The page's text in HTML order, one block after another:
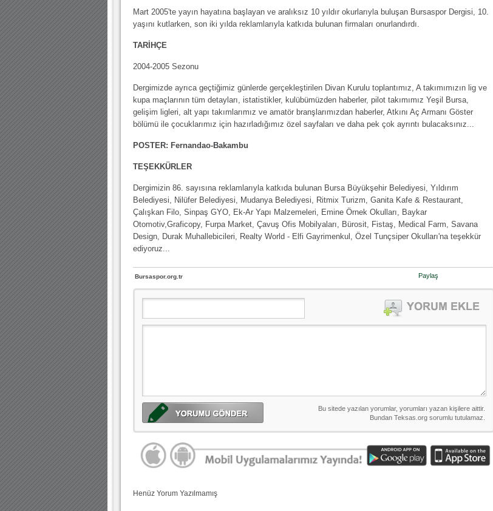
Mart 2005'te yayın hayatına başlayan ve aralıksız 10 yıldır okurlarıyla buluşan Bursaspor Dergisi, 10.
yaşını kutlarken, son iki yılda reklamlarıyla katkıda bulunan firmaları onurlandırdı.
TARİHÇE
2004-2005 Sezonu
Dergimizde ayrıca geçtiğimiz günlerde gerçekleştirilen Divan Kurulu toplantımız, A takımımızın lig ve
kupa maçlarının tüm detayları, istatistikler, kulübümüzden haberler, pilot takımımız Yeşil Bursa,
gelişim ligleri, alt yapı takımlarımız ve amatör branşlarımızdan haberler, Atkını Aç Armanı Göster
bölümü ile çocuklarımız için hazırladığımız özel sayfaları ve daha pek çok ayrıntı bulacaksınız...
POSTER: Fernandao-Bakambu
TEŞEKKÜRLER
Dergimizin 86. sayısına reklamlarıyla katkıda bulunan Bursa Büyükşehir Belediyesi, Yıldırım
Belediyesi, Nilüfer Belediyesi, Mudanya Belediyesi, Ritmix Turizm, Ganita Kafe & Restaurant,
Çalışkan Filo, Sinpaş GYO, Ek-Ar Yapı Malzemeleri, Emine Örnek Okulları, Baykar
Otomotiv,Graficopy, Furpa Market, Çavuş Ofis Mobilyaları, Bürosit, Fistaş, Medical Farm, Savana
Design, Durak Muhallebicileri, Realty World - Elfi Gayrimenkul, Özel Tunçsiper Okulları'na teşekkür
ediyoruz...
Bursaspor.org.tr Paylaş
Henüz Yorum Yazılmamış